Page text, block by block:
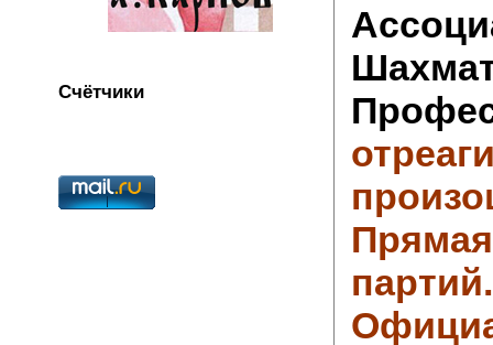
Счётчики
партий.